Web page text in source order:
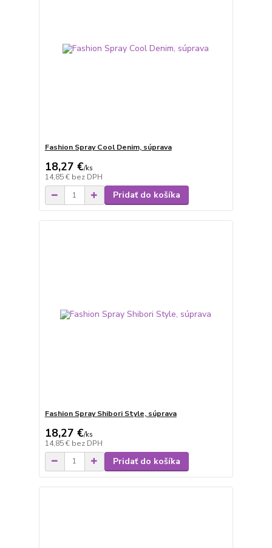
Fashion Spray Cool Denim, súprava
18,27 €/ks
14,85 € bez DPH
Pridať do košíka
Fashion Spray Shibori Style, súprava
18,27 €/ks
14,85 € bez DPH
Pridať do košíka